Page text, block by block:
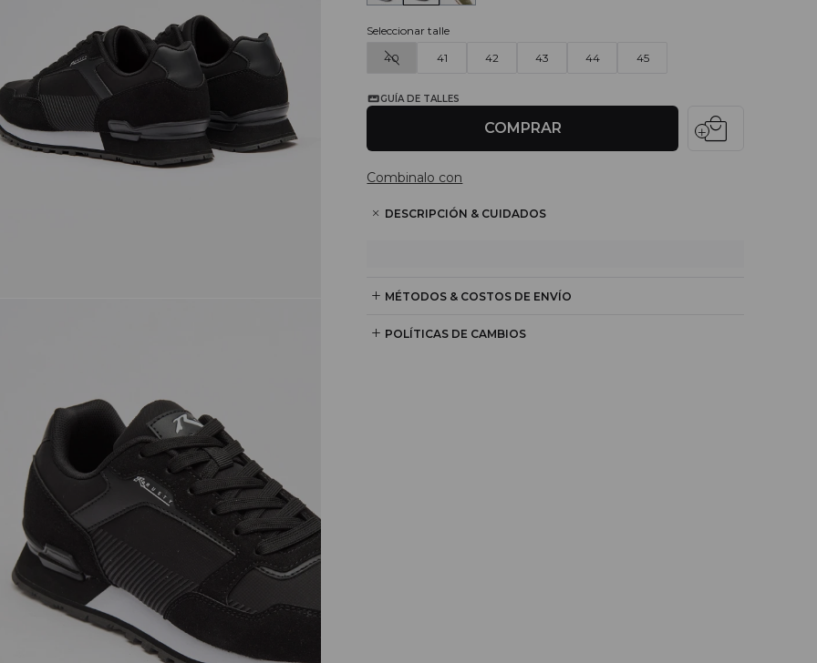
Seleccionar talle
40
41 42 43 44 45
GUÍA DE TALLES
COMPRAR local_mall
Combinalo con
DESCRIPCIÓN & CUIDADOS
MÉTODOS & COSTOS DE ENVÍO
POLÍTICAS DE CAMBIOS